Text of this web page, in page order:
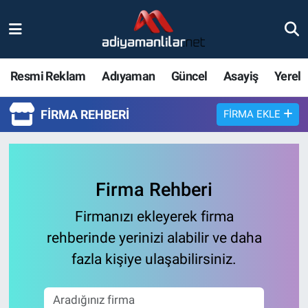
Resmi Reklam Adıyaman Güncel Asayiş Yerel
FIRMA REHBERI FIRMA EKLE
Firma Rehberi
Firmanızı ekleyerek firma
rehberinde yerinizi alabilir ve daha
fazla kişiye ulaşabilirsiniz.
Röportajlar
Bölge Haberleri
Asayiş
Sağlık
Nöbetçi Eczaneler
Adiyaman Namaz Vakitleri
Süper Lig Puan Durumu ve Fikstür
Son Dakika Haberleri
Haber Arşivi